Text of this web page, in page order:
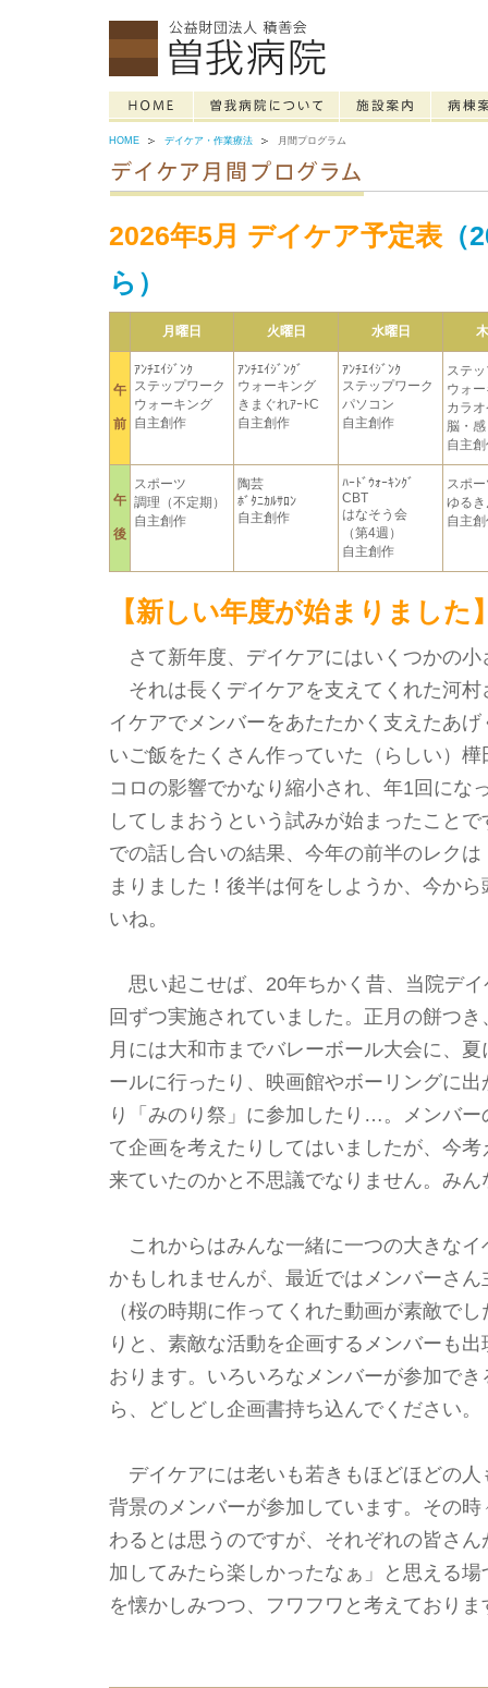
HOME デイケア・作業療法 月間プログラム
2026年5月 デイケア予定表
ら）
月曜日 火曜日 水曜日
午
前
ｱﾝﾁｴｲｼﾞﾝｸ
ステップワーク
ウォーキング
自主創作
ｱﾝﾁｴｲｼﾞﾝｸﾞ
ウォーキング
きまぐれｱｰﾄC
自主創作
ｱﾝﾁｴｲｼﾞﾝｸ
ステップワーク
パソコン
自主創作
ステ
ウォ
カラ
脳・
自主
午
後
スポーツ
調理（不定期）
自主創作
陶芸
ﾎﾞﾀﾆｶﾙｻﾛﾝ
自主創作
ﾊｰﾄﾞｳｫｰｷﾝｸﾞ
CBT
はなそう会
（第4週）
自主創作
スポ
ゆる
自主
【新しい年度が始まりました
さて新年度、デイケアにはいくつかの小
それは長くデイケアを支えてくれた河村
イケアでメンバーをあたたかく支えたあ
いご飯をたくさん作っていた（らしい）
コロの影響でかなり縮小され、年1回にな
してしまおうという試みが始まったこと
での話し合いの結果、今年の前半のレク
まりました！後半は何をしようか、今か
いね。
思い起こせば、20年ちかく昔、当院デ
回ずつ実施されていました。正月の餅つ
月には大和市までバレーボール大会に、
ールに行ったり、映画館やボーリングに
り「みのり祭」に参加したり…。メンバ
て企画を考えたりしてはいましたが、今
来ていたのかと不思議でなりません。み
これからはみんな一緒に一つの大きなイ
かもしれませんが、最近ではメンバーさ
（桜の時期に作ってくれた動画が素敵で
りと、素敵な活動を企画するメンバーも
おります。いろいろなメンバーが参加で
ら、どしどし企画書持ち込んでください。
デイケアには老いも若きもほどほどの人
背景のメンバーが参加しています。その
わるとは思うのですが、それぞれの皆さ
加してみたら楽しかったなぁ」と思える
を懐かしみつつ、フワフワと考えておりま